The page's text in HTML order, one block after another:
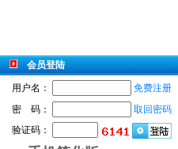
会员登陆
用户名：
免费注册
密 码：
取回密码
验证码：